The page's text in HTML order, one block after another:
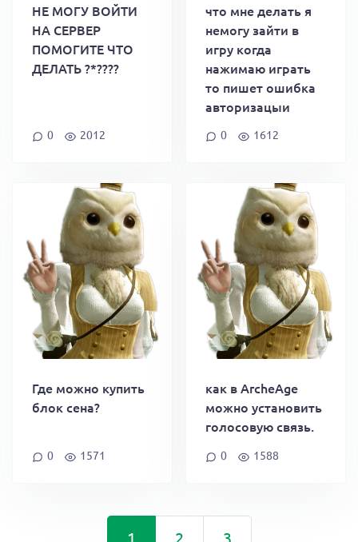
НЕ МОГУ ВОЙТИ
НА СЕРВЕР
ПОМОГИТЕ ЧТО
ДЕЛАТЬ ?*????
0 2012
что мне делать я
немогу зайти в
игру когда
нажимаю играть
то пишет ошибка
авторизацыи
0 1612
Где можно купить
блок сена?
0 1571
как в ArcheAge
можно установить
голосовую связь.
0 1588
1 2 3